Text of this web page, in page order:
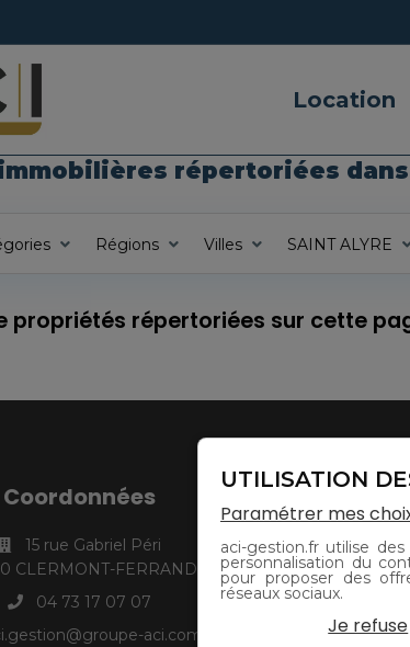
Location
répertoriées dans
Régions Villes SAINT ALYRE
propriétés répertoriées sur cette
Coordonnées
15 rue Gabriel Péri
CLERMONT-FERRAND
04 73 17 07 07
aci.com
UTILISATION
Paramétrer mes
aci-gestion.fr utilise
personnalisation du
pour proposer des
réseaux sociaux.
Je refuse